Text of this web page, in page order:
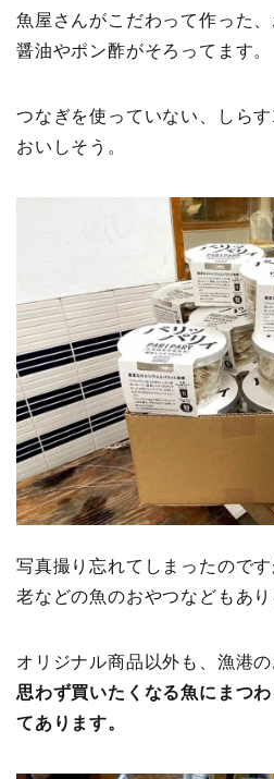
魚屋さんがこだわって作った
醤油やポン酢がそろってます。
つなぎを使っていない、しら
おいしそう。
写真撮り忘れてしまったので
老などの魚のおやつなどもあり
オリジナル商品以外も、漁港
思わず買いたくなる魚にまつ
てあります。